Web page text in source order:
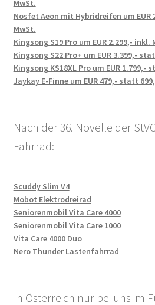
MwSt.
Nosfet Aeon mit Hybridreifen um
MwSt.
Kingsong S19 Pro um EUR 2.299,- inkl.
Kingsong S22 Pro+ um EUR 3.399,-
Kingsong KS18XL Pro um EUR 1.799,-
Jaykay E-Finne um EUR 479,- statt
Nach der 36. Novelle der
Fahrrad:
Scuddy Slim V4
Mobot Elektrodreirad
Seniorenmobil Vita Care 4000
Seniorenmobil Vita Care 1000
Vita Care 4000 Duo
Nero Thunder Lastenfahrrad
In Österreich nur bei uns im